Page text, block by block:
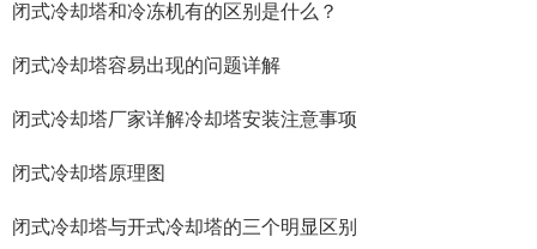
闭式冷却塔和冷冻机有的区别是什么？
闭式冷却塔容易出现的问题详解
闭式冷却塔厂家详解冷却塔安装注意事项
闭式冷却塔原理图
闭式冷却塔与开式冷却塔的三个明显区别